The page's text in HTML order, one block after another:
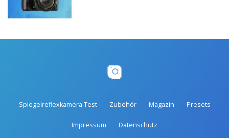
Spiegelreflexkamera Test Zubehör Magazin Presets
Impressum Datenschutz